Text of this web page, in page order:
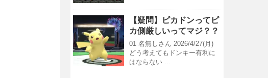
【疑問】ピカドンってピ
カ側厳しいってマジ？？
01 名無しさん 2026/4/27(月)
どう考えてもドンキー有利に
はならない …